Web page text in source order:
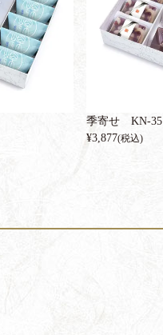
季寄せ KN-35
¥3,877(税込)